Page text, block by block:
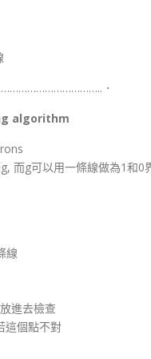
．
algorithm
而g可以用一條線做為1和0
線
進去檢查
這個點不對